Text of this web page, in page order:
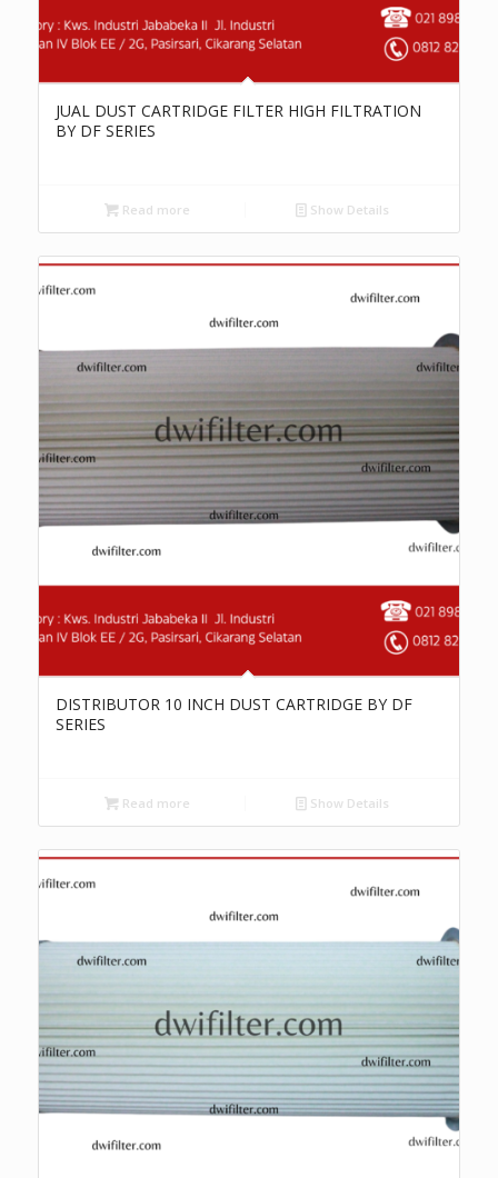
JUAL DUST CARTRIDGE FILTER HIGH FILTRATION
BY DF SERIES
Read more Show Details
DISTRIBUTOR 10 INCH DUST CARTRIDGE BY DF
SERIES
Read more Show Details